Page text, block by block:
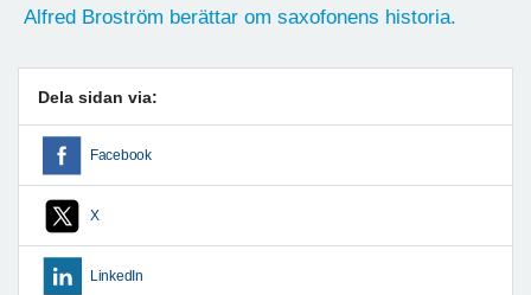
Alfred Broström berättar om saxofonens historia.
Dela sidan via:
Facebook
X
LinkedIn